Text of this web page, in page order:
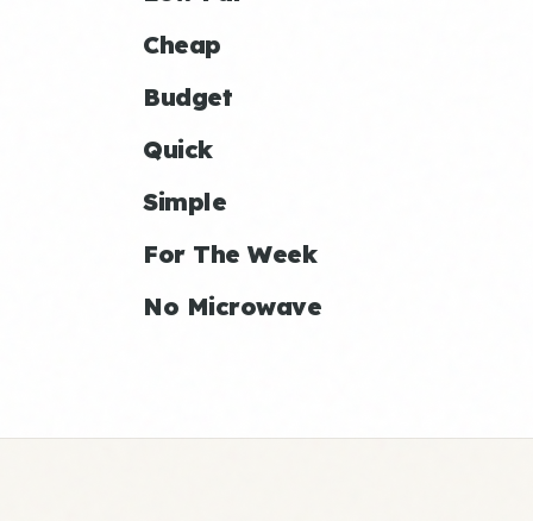
Cheap
Budget
Quick
Simple
For The Week
No Microwave